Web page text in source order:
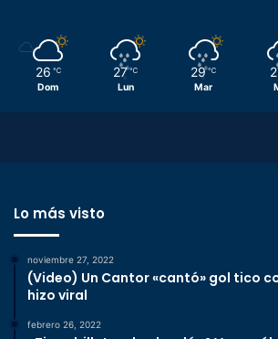
26 ℃
Dom
27 ℃
Lun
29 ℃
Mar
Lo más visto
noviembre 27, 2022
(Video) Un Cantor «cantó» gol tico
hizo viral
febrero 26, 2022